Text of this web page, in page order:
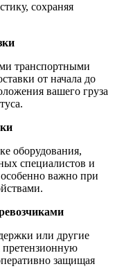
сохраняя
транспортными
от начала до
вашего груза
оборудования,
специалистов и
важно при
или другие
защищая